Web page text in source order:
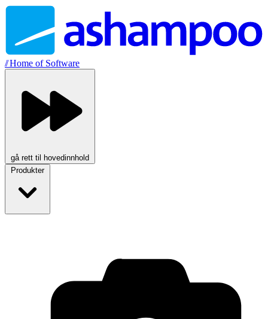
//Home of Software
gå rett til hovedinnhold
Produkter